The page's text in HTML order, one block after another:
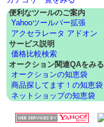
便利なツールのご案内
Yahooツールバー拡張
アクセラレータ アドオン
サービス説明
価格比較検索
オークション関連QAをみる
オークションの知恵袋
商品探してます！の知恵袋
ネットショップの知恵袋